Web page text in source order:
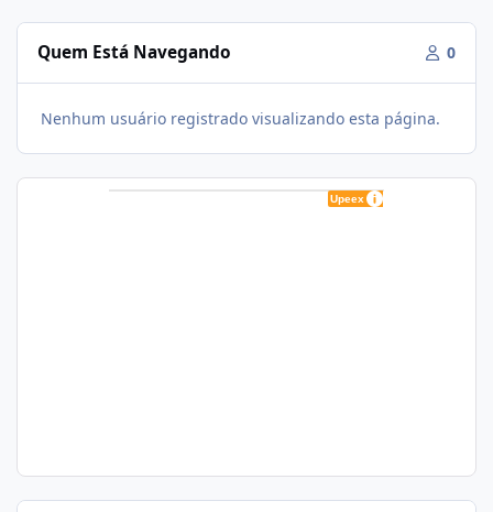
Quem Está Navegando 0
Nenhum usuário registrado visualizando esta página.